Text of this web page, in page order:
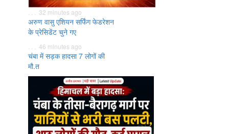
. . . 32 minutes ago
अरुण वासु एशियन सर्फिंग फेडरेशन
के प्रेसिडेंट चुने गए
. . . 46 minutes ago
चंबा में सड़क हादसा 7 लोगों की
मौ.त